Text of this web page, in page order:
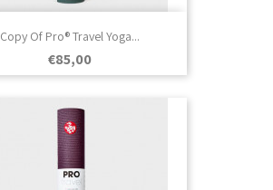
Copy Of Pro® Travel Yoga...
Prezo
€85,00